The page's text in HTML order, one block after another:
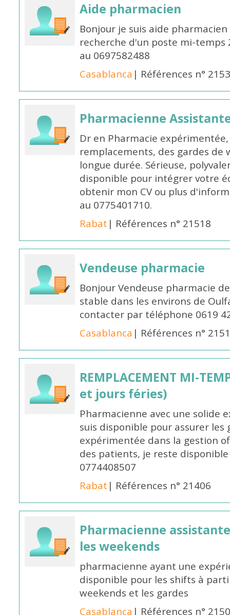
Aide pharmacien
Bonjour je suis aide
recherche d'un poste mi-temps
au 0697582488
Casablanca | Références n°
Pharmacienne
Dr en Pharmacie
remplacements, des gardes de
longue durée. Sérieuse,
disponible pour intégrer votre
obtenir mon CV ou plus
au 0775401710.
Rabat | Références n° 21518
Vendeuse pharmacie
Bonjour Vendeuse pharmacie
stable dans les environs de
contacter par téléphone 0619
Casablanca | Références n°
REMPLACEMENT MI-
et jours féries)
Pharmacienne avec une solide
suis disponible pour assurer les
expérimentée dans la gestion
des patients, je reste
0774408507
Rabat | Références n° 21406
Pharmacienne
les weekends
pharmacienne ayant une
disponible pour les shifts à
weekends et les gardes
Casablanca | Références n°